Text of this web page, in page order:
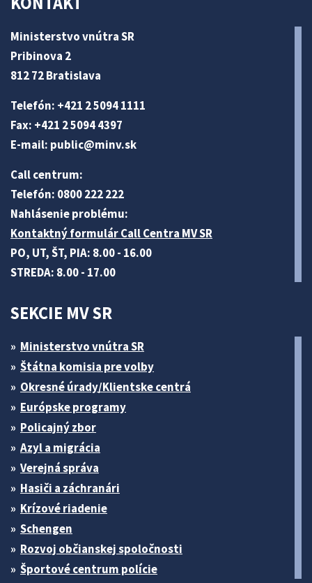
Ministerstvo vnútra SR
Pribinova 2
812 72 Bratislava
Telefón: +421 2 5094 1111
Fax: +421 2 5094 4397
E-mail: public@minv.sk
Call centrum:
Telefón: 0800 222 222
Nahlásenie problému:
Kontaktný formulár Call Centra MV SR
PO, UT, ŠT, PIA: 8.00 - 16.00
STREDA: 8.00 - 17.00
SEKCIE MV SR
Ministerstvo vnútra SR
Štátna komisia pre volby
Okresné úrady/Klientske centrá
Európske programy
Policajný zbor
Azyl a migrácia
Verejná správa
Hasiči a záchranári
Krízové riadenie
Schengen
Rozvoj občianskej spoločnosti
Športové centrum polície